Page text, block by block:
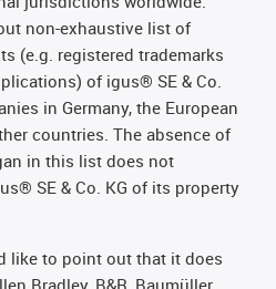
non-exhaustive list of
(e.g. registered trademarks
of igus® SE & Co.
in Germany, the European
countries. The absence of
in this list does not
SE & Co. KG of its property
like to point out that it does
Bradley, B&R, Baumüller,